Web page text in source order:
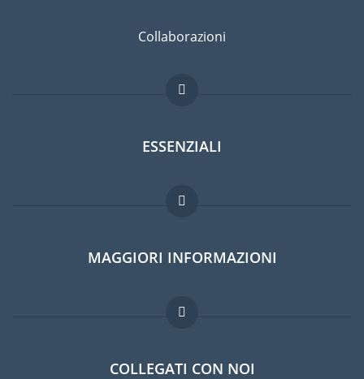
Collaborazioni
ESSENZIALI
Forum per expat
Guida per expat
Lavori all'estero
MAGGIORI INFORMAZIONI
Domande frequenti
COLLEGATI CON NOI